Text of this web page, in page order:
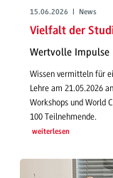
15.06.2026 | News
Vielfalt der
Wertvolle Impulse
Wissen vermitteln für
Lehre am 21.05.2026
Workshops und World
100 Teilnehmende.
weiterlesen